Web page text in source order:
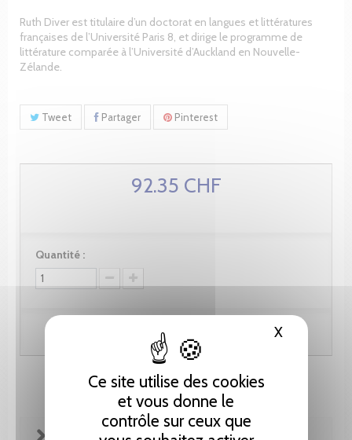
Ce site utilise des cookies
et vous donne le
contrôle sur ceux que
XMasquer
Ruth Diver est titulaire d’un doctorat en langues et littératures
françaises de l’Université Paris 8, et dirige le programme de
littérature comparée à l’Université d’Auckland en Nouvelle-
Zélande.
Tweet Partager Pinterest
92.35 CHF
Quantité :
Ajouter au panier
FICHE TECHNIQUE